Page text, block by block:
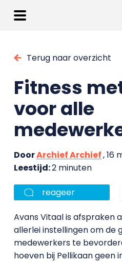
Terug naar overzicht
Fitness
voor alle
DoorArchief Archief, 16
Leestijd:2 minuten
reageer
Avans Vitaal is afspraken
allerlei instellingen om de
medewerkers te
hoeven bij Pellikaan geen